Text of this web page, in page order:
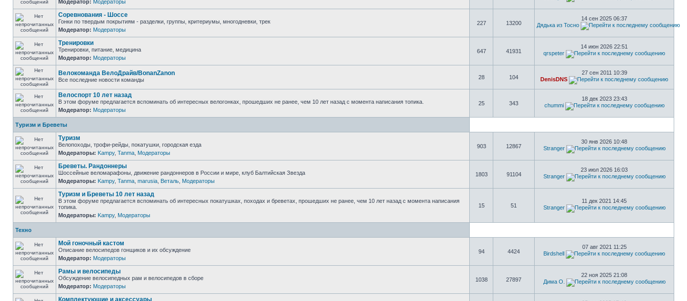
Модератор: Модераторы
Соревнования - Шоссе
Гонки по твердым покрытиям - разделки, группы, критериумы, многодневки, трек
Модератор: Модераторы
227 13200
14 сен 2025 06:37
Дядька из Тосно
Тренировки
Тренировки, питание, медицина
Модератор: Модераторы
647 41931
14 июн 2026 22:51
qrspeter
Велокоманда ВелоДрайв/BonanZanon
Все последние новости команды 28 104
27 сен 2011 10:39
DenisDNS
Велоспорт 10 лет назад
В этом форуме предлагается вспоминать об интересных велогонках, прошедших не ранее, чем 10 лет назад с момента написания топика.
Модератор: Модераторы
25 343
18 дек 2023 23:43
chummi
Туризм и Бреветы
Туризм
Велопоходы, трофи-рейды, покатушки, городская езда
Модераторы: Kampy, Tanma Модераторы
903 12867
30 янв 2026 10:48
Stranger
Бреветы. Рандоннеры
Шоссейные веломарафоны, движение рандоннеров в России и мире, клуб Балтийская Звезда
Модераторы: Kampy, Tanma marusia Веталь Модераторы
1803 91104
23 июл 2026 16:03
Stranger
Туризм и Бреветы 10 лет назад
В этом форуме предлагается вспоминать об интересных покатушках, походах и бреветах, прошедших не ранее, чем 10 лет назад с момента написания
топика.
Модераторы: Kampy, Модераторы
15 51
11 дек 2021 14:45
Stranger
Техно
Мой гоночный кастом
Описание велосипедов гонщиков и их обсуждение
Модератор: Модераторы
94 4424
07 авг 2021 11:25
Birdshell
Рамы и велосипеды
Обсуждение велосипедных рам и велосипедов в сборе
Модератор: Модераторы
1038 27897
22 ноя 2025 21:08
Дима О.
Комплектующие и аксессуары